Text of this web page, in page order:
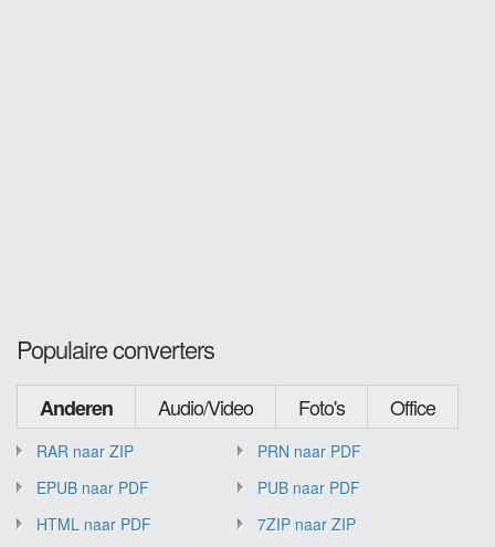
Populaire converters
Anderen Audio/Video Foto's Office
RAR naar ZIP
PRN naar PDF
EPUB naar PDF
PUB naar PDF
HTML naar PDF
7ZIP naar ZIP